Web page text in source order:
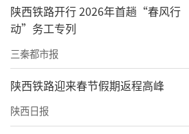
陕西铁路开行 2026年首趟“春风行
动”务工专列
三秦都市报
陕西铁路迎来春节假期返程高峰
陕西日报